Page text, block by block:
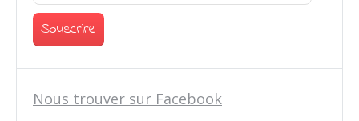
Nous trouver sur Facebook